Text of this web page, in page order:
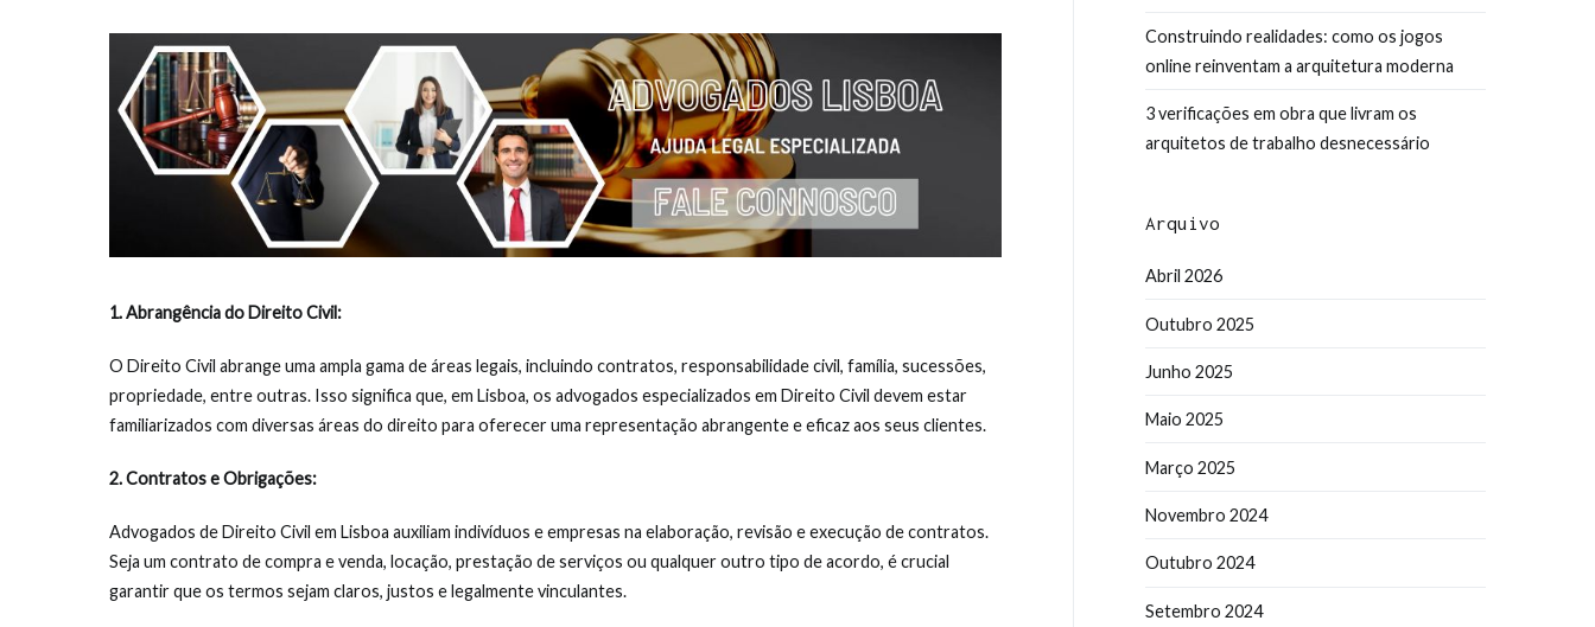
1. Abrangência do Direito Civil:
O Direito Civil abrange uma ampla gama de áreas legais, incluindo contratos, responsabilidade civil, família, sucessões,
propriedade, entre outras. Isso significa que, em Lisboa, os advogados especializados em Direito Civil devem estar
familiarizados com diversas áreas do direito para oferecer uma representação abrangente e eficaz aos seus clientes.
2. Contratos e Obrigações:
Advogados de Direito Civil em Lisboa auxiliam indivíduos e empresas na elaboração, revisão e execução de contratos.
Seja um contrato de compra e venda, locação, prestação de serviços ou qualquer outro tipo de acordo, é crucial
garantir que os termos sejam claros, justos e legalmente vinculantes.
Construindo realidades: como os jogos
online reinventam a arquitetura moderna
3 verificações em obra que livram os
arquitetos de trabalho desnecessário
Arquivo
Abril 2026
Outubro 2025
Junho 2025
Maio 2025
Março 2025
Novembro 2024
Outubro 2024
Setembro 2024